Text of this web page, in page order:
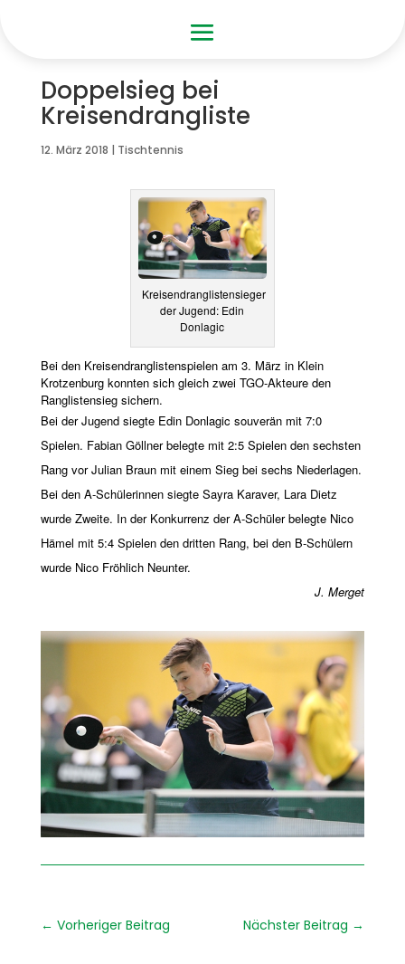
Doppelsieg bei
Kreisendrangliste
12. März 2018 | Tischtennis
Kreisendranglistensieger
der Jugend: Edin
Donlagic
Bei den Kreisendranglistenspielen am 3. März in Klein
Krotzenburg konnten sich gleich zwei TGO-Akteure den
Ranglistensieg sichern.
Bei der Jugend siegte Edin Donlagic souverän mit 7:0
Spielen. Fabian Göllner belegte mit 2:5 Spielen den sechsten
Rang vor Julian Braun mit einem Sieg bei sechs Niederlagen.
Bei den A-Schülerinnen siegte Sayra Karaver, Lara Dietz
wurde Zweite. In der Konkurrenz der A-Schüler belegte Nico
Hämel mit 5:4 Spielen den dritten Rang, bei den B-Schülern
wurde Nico Fröhlich Neunter.
J. Merget
← Vorheriger Beitrag Nächster Beitrag →